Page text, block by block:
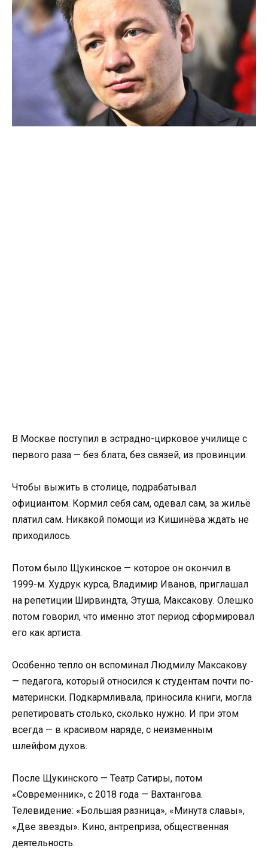
В Москве поступил в эстрадно-цирковое училище с
первого раза — без блата, без связей, из провинции.
Чтобы выжить в столице, подрабатывал
официантом. Кормил себя сам, одевал сам, за жильё
платил сам. Никакой помощи из Кишинёва ждать не
приходилось.
Потом было Щукинское — которое он окончил в
1999-м. Худрук курса, Владимир Иванов, приглашал
на репетиции Ширвиндта, Этуша, Максакову. Олешко
потом говорил, что именно этот период сформировал
его как артиста.
Особенно тепло он вспоминал Людмилу Максакову
— педагога, который относился к студентам почти по-
матерински. Подкармливала, приносила книги, могла
репетировать столько, сколько нужно. И при этом
всегда — в красивом наряде, с неизменным
шлейфом духов.
После Щукинского — Театр Сатиры, потом
«Современник», с 2018 года — Вахтангова.
Телевидение: «Большая разница», «Минута славы»,
«Две звезды». Кино, антреприза, общественная
деятельность.